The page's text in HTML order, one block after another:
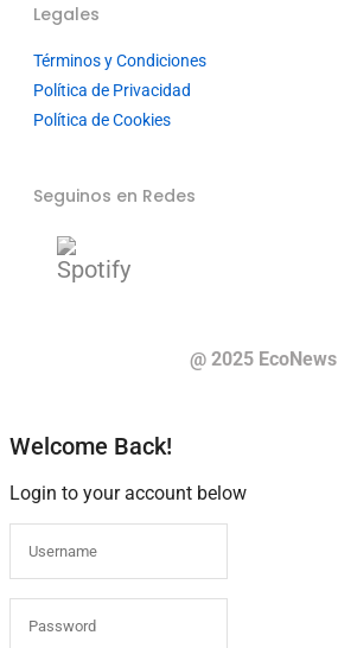
Legales
Términos y Condiciones
Política de Privacidad
Política de Cookies
Seguinos en Redes
@ 2025 EcoNews
Welcome Back!
Login to your account below